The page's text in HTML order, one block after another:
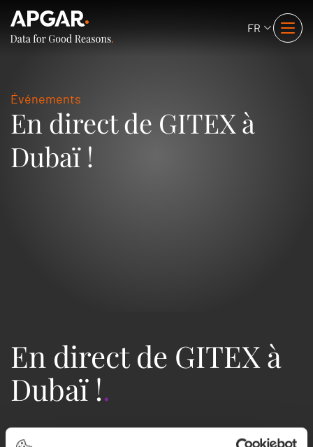
FR
Événements
En direct de GITEX à
Dubaï !
En direct de GITEX à
Dubaï !.